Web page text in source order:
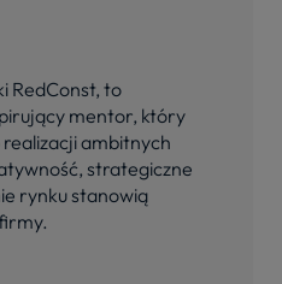
RedConst, to
mentor, który
ambitnych
strategiczne
rynku stanowią